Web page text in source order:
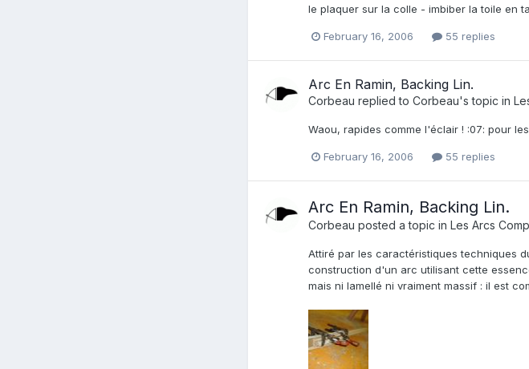
le plaquer sur la colle - imbiber la toile en
February 16, 2006 55 replies
Arc En Ramin, Backing Lin.
Corbeau replied to Corbeau's topic in
Waou, rapides comme l'éclair ! :07: pour
February 16, 2006 55 replies
Arc En Ramin, Backing Lin.
Corbeau posted a topic in Les Arcs
Attiré par les caractéristiques techniques
construction d'un arc utilisant cette
mais ni lamellé ni vraiment massif : il est